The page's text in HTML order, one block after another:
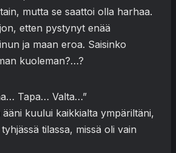
mutta se saattoi olla harhaa.
etten pystynyt enää
ja maan eroa. Saisinko
kuoleman?…?
Tapa… Valta…”
ääni kuului kaikkialta ympäriltäni,
tilassa, missä oli vain